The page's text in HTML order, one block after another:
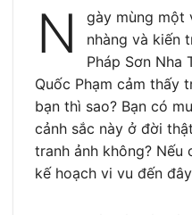
N
gày mùng một
nhàng và kiến
Pháp Sơn Nha
Quốc Phạm cảm thấy
bạn thì sao? Bạn có
cảnh sắc này ở đời
tranh ảnh không? Nếu
kế hoạch vi vu đến